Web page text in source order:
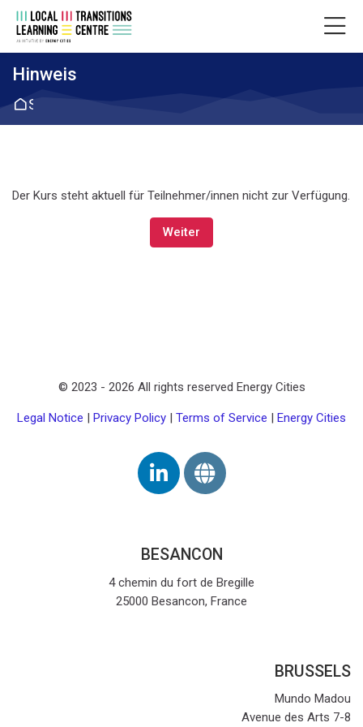
Skip to navigation
Skip to login form
Zum Hauptinhalt
Skip to accessibility options
Skip to footer
Skip accessibility options
Hinweis
Startseite
Der Kurs steht aktuell für Teilnehmer/innen nicht zur Verfügung.
Weiter
© 2023 - 2026 All rights reserved Energy Cities
Legal Notice | Privacy Policy | Terms of Service | Energy Cities
BESANCON
4 chemin du fort de Bregille
25000 Besancon, France
BRUSSELS
Mundo Madou
Avenue des Arts 7-8